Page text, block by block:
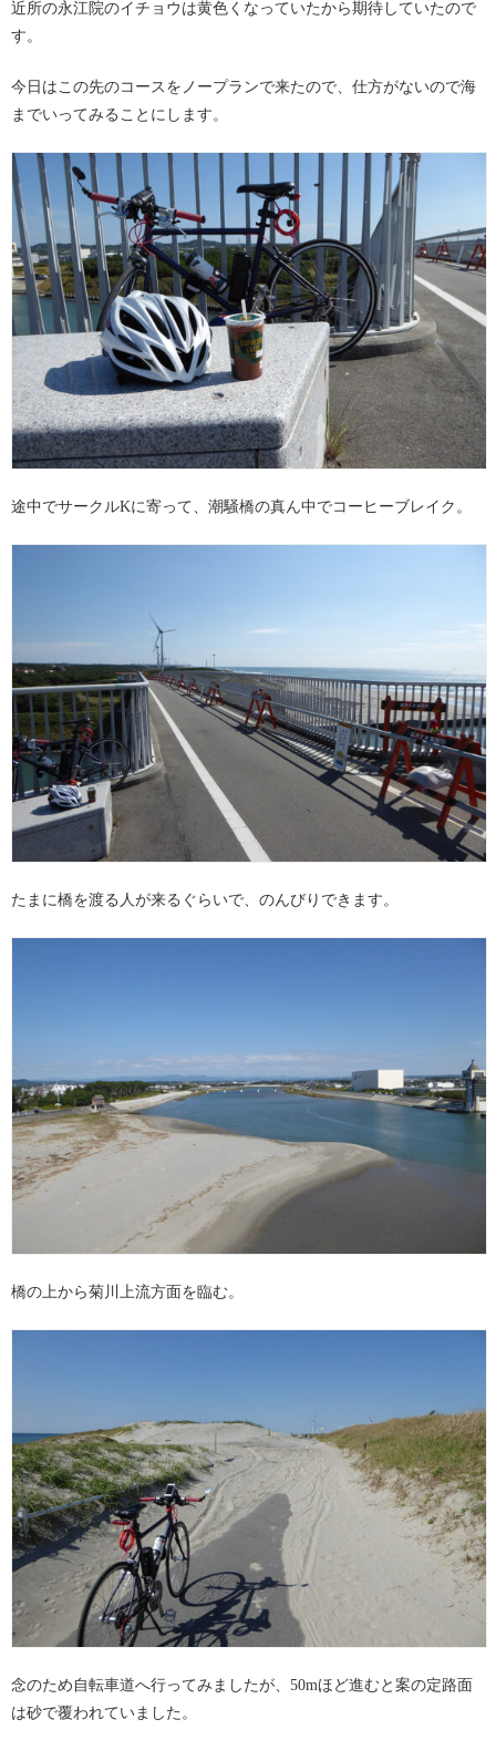
近所の永江院のイチョウは黄色くなっていたから期待していたので
す。
今日はこの先のコースをノープランで来たので、仕方がないので海
までいってみることにします。
途中でサークルKに寄って、潮騒橋の真ん中でコーヒーブレイク。
たまに橋を渡る人が来るぐらいで、のんびりできます。
橋の上から菊川上流方面を臨む。
念のため自転車道へ行ってみましたが、50mほど進むと案の定路面
は砂で覆われていました。